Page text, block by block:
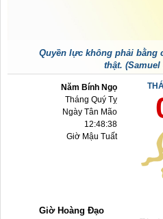
Quyền lực không phải bằng
thật.
Năm Bính Ngọ
Tháng Quý Tỵ
Ngày Tân Mão
12:48:38
Giờ Mậu Tuất
Giờ Hoàng Đạo